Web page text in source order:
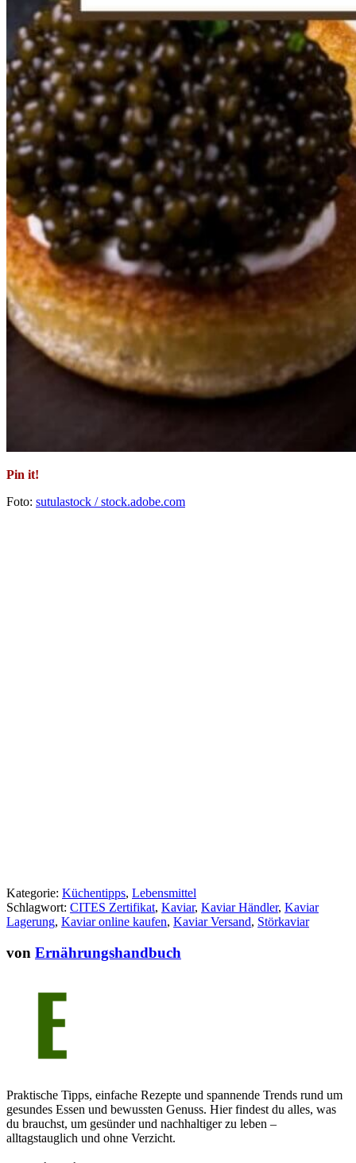
Pin it!
Foto: sutulastock / stock.adobe.com
Kategorie: Küchentipps, Lebensmittel
Schlagwort: CITES Zertifikat, Kaviar, Kaviar Händler, Kaviar
Lagerung, Kaviar online kaufen, Kaviar Versand, Störkaviar
von Ernährungshandbuch
Praktische Tipps, einfache Rezepte und spannende Trends rund um
gesundes Essen und bewussten Genuss. Hier findest du alles, was
du brauchst, um gesünder und nachhaltiger zu leben –
alltagstauglich und ohne Verzicht.